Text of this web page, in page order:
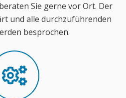
Sie gerne vor Ort. Der
und alle durchzuführenden
besprochen.